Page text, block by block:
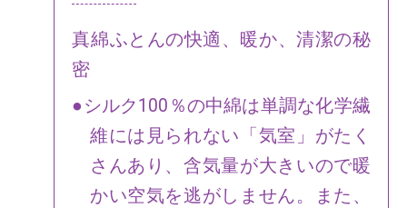
真綿ふとんの快適、暖か、清潔の秘
密
●シルク100％の中綿は単調な化学繊
維には見られない「気室」がたく
さんあり、含気量が大きいので暖
かい空気を逃がしません。また、